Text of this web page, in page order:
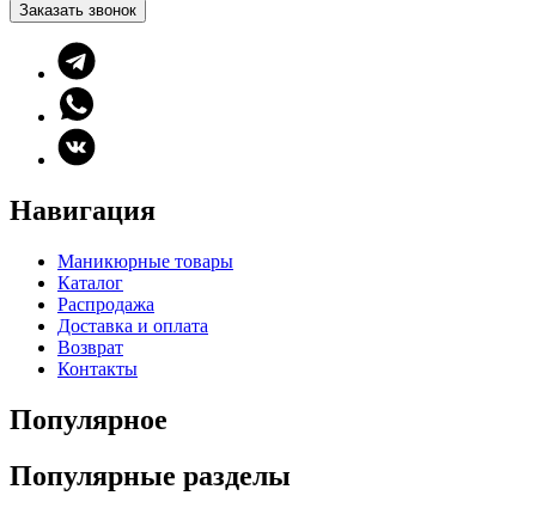
Заказать звонок
Навигация
Маникюрные товары
Каталог
Распродажа
Доставка и оплата
Возврат
Контакты
Популярное
Популярные разделы